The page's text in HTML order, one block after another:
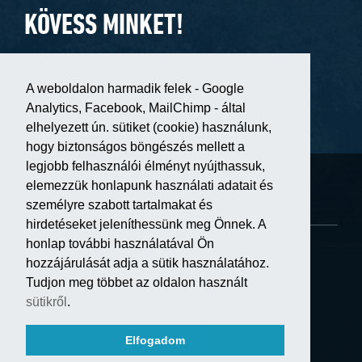
A weboldalon harmadik felek - Google
Analytics, Facebook, MailChimp - által
elhelyezett ún. sütiket (cookie) használunk,
hogy biztonságos böngészés mellett a
legjobb felhasználói élményt nyújthassuk,
elemezzük honlapunk használati adatait és
személyre szabott tartalmakat és
hirdetéseket jeleníthessünk meg Önnek. A
honlap további használatával Ön
hozzájárulását adja a sütik használatához.
Tudjon meg többet az oldalon használt
sütikről .
Elfogadom
KÖVESS MINKET!
Hírlevél feliratkozás
Általános szerződési feltételek
Adatkezelési tájékoztató
Szerződés felmondási űrlap
Minden jog fenntartva.
Oldaltérkép